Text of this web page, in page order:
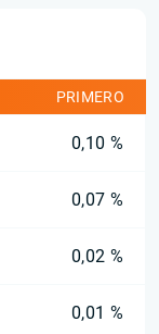
PRIMERO
0,10 %
0,07 %
0,02 %
0,01 %